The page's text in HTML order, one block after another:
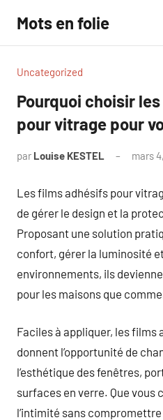
contenu
Mots en folie
Uncategorized
Pourquoi choisir
pour vitrage pour
par Louise KESTEL mars
Les films adhésifs pour
de gérer le design et la
Proposant une solution
confort, gérer la luminosité
environnements, ils
pour les maisons que
Faciles à appliquer, les films
donnent l’opportunité de
l’esthétique des fenêtres,
surfaces en verre. Que vous
l’intimité sans